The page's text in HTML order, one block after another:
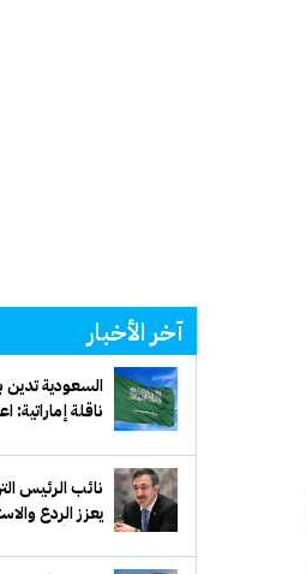
آخر الأخبار
السعودية
ناقلة
العالمية
نائب الرئيس
يعزز الردع